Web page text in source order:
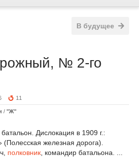
В будущее
№ 2-го
11
/ "Ж"
Дислокация в 1909 г.:
железная дорога).
полковник , командир батальона. ...